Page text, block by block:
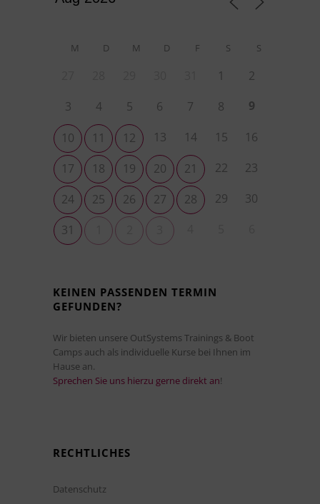
M D M D F S S
1
2
3
4 5 6 7 8 9
10 11 12 13 14 15
16
17
18 19 20 21 22
23
24
25 26 27 28 29
30
31
KEINEN PASSENDEN TERMIN
GEFUNDEN?
Wir bieten unsere OutSystems Trainings & Boot
Camps auch als individuelle Kurse bei Ihnen im
Hause an.
Sprechen Sie uns hierzu gerne direkt an!
RECHTLICHES
Datenschutz